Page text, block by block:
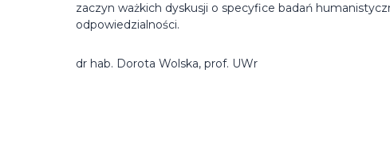
zaczyn ważkich dyskusji o specyfice badań
odpowiedzialności.
dr hab. Dorota Wolska, prof. UWr